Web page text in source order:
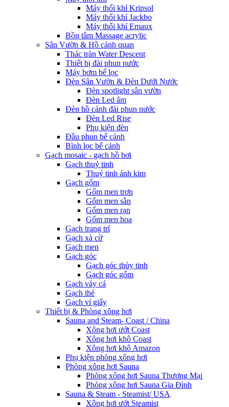
Máy thổi khí Kripsol
Máy thổi khí Jackbo
Máy thổi khí Emaux
Bồn tắm Massage acrylic
Sân Vườn & Hồ cảnh quan
Thác tràn Water Descent
Thiết bị đài phun nước
Máy bơm bể lọc
Đèn Sân Vườn & Đèn Dưới Nước
Đèn spotlight sân vườn
Đèn Led âm
Đèn hồ cảnh đài phun nước
Đèn Led Rise
Phụ kiện đèn
Đầu phun bể cảnh
Bình lọc bể cảnh
Gạch mosaic - gạch hồ bơi
Gạch thuỷ tinh
Thuỷ tinh ánh kim
Gạch gốm
Gốm men trơn
Gốm men sần
Gốm men rạn
Gốm men hoa
Gạch trang trí
Gạch xà cừ
Gạch men
Gạch góc
Gạch góc thủy tinh
Gạch góc gốm
Gạch vảy cá
Gạch thẻ
Gạch vỉ giấy
Thiết bị & Phòng xông hơi
Sauna and Steam- Coast / China
Xông hơi ướt Coast
Xông hơi khô Coast
Xông hơi khô Amazon
Phụ kiện phòng xông hơi
Phòng xông hơi Sauna
Phòng xông hơi Sauna Thương Mại
Phòng xông hơi Sauna Gia Đình
Sauna & Steam - Steamist/ USA
Xông hơi ướt Steamist